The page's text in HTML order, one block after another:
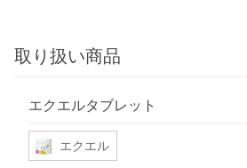
取り扱い商品
エクエルタブレット
エクエル